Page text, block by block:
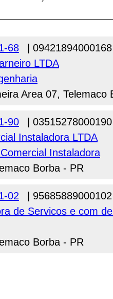
68
|
LTDA
Area 07, Telemaco
90
|
Instaladora LTDA
Instaladora
Borba - PR
02
|
de Servicos e com
Borba - PR